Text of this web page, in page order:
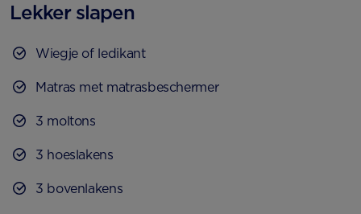
Lekker slapen
Wiegje of ledikant
Matras met matrasbeschermer
3 moltons
3 hoeslakens
3 bovenlakens